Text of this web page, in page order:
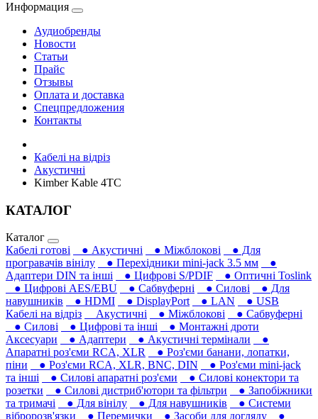
Информация
Аудиобренды
Новости
Статьи
Прайс
Отзывы
Оплата и доставка
Спецпредложения
Контакты
Кабелі на відріз
Акустичні
Kimber Kable 4TC
КАТАЛОГ
Каталог
Кабелі готові
● Акустичні ● Міжблокові
● Для
програвачів вінілу
● Перехідники mini-jack 3.5 мм
●
Адаптери DIN та інші
● Цифрові S/PDIF
● Оптичні Toslink
● Цифрові AES/EBU
● Сабвуферні ● Силові
● Для
навушників‎
● HDMI ● DisplayPort ● LAN
● USB
Кабелі на відріз
Акустичні ● Міжблокові
● Сабвуферні
● Силові
● Цифрові та інші
● Монтажні дроти
Аксесуари
● Адаптери ● Акустичні термінали
●
Апаратні роз'єми RCA, XLR
● Роз'єми банани, лопатки,
піни
● Роз'єми RCA, XLR, BNC, DIN
● Роз'єми mini-jack
та інші
● Силові апаратні роз'єми
● Силові конектори та
розетки
● Силові дистриб'ютори та фільтри
● Запобіжники
та тримачі
● Для вінілу ● Для навушників‎
● Системи
вібророзв'язки
● Перемички ● Засоби для догляду
●